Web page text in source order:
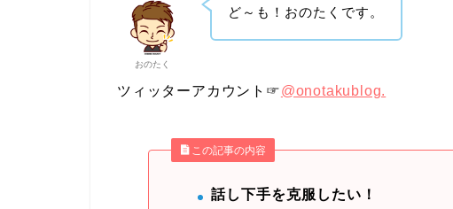
おのたく
ど～も！おのたくです。
ツィッターアカウント☞@onotakublog.
この記事の内容
話し下手を克服したい！